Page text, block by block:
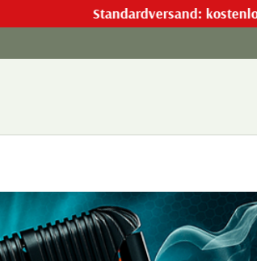
Standardversand: kostenlos,